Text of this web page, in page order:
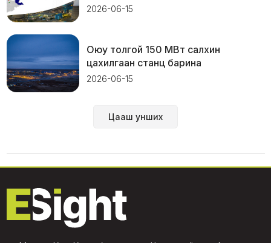
2026-06-15
Оюу толгой 150 МВт салхин
цахилгаан станц барина
2026-06-15
Цааш унших